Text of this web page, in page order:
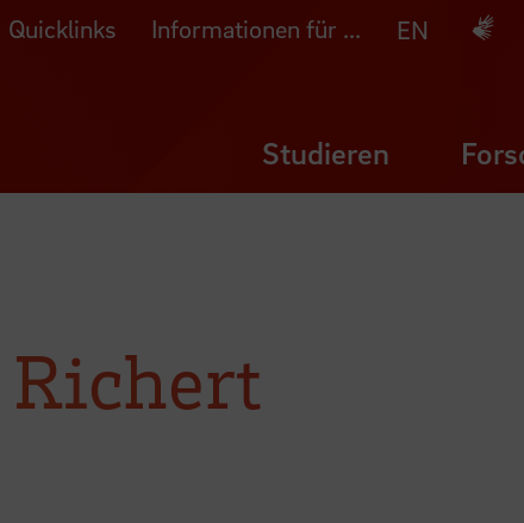
Quicklinks Informationen für ... EN
Studieren